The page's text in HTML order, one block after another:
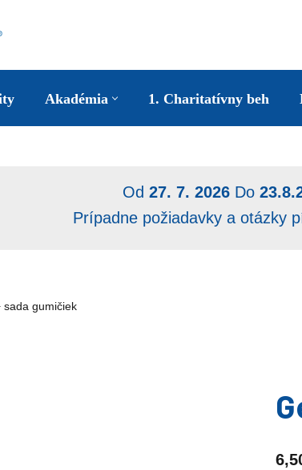
Akadémia 1. Charitatívny beh
Od 27. 7. 2026 Do
Prípadne požiadavky a otázky
sada gumičiek